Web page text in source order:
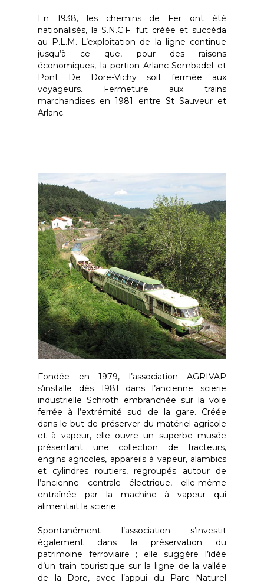
En 1938, les chemins de Fer ont été
nationalisés, la S.N.C.F. fut créée et succéda
au P.L.M. L’exploitation de la ligne continue
jusqu’à ce que, pour des raisons
économiques, la portion Arlanc-Sembadel et
Pont De Dore-Vichy soit fermée aux
voyageurs. Fermeture aux trains
marchandises en 1981 entre St Sauveur et
Arlanc.
Fondée en 1979, l’association AGRIVAP
s’installe dès 1981 dans l’ancienne scierie
industrielle Schroth embranchée sur la voie
ferrée à l’extrémité sud de la gare. Créée
dans le but de préserver du matériel agricole
et à vapeur, elle ouvre un superbe musée
présentant une collection de tracteurs,
engins agricoles, appareils à vapeur, alambics
et cylindres routiers, regroupés autour de
l’ancienne centrale électrique, elle-même
entraînée par la machine à vapeur qui
alimentait la scierie.
Spontanément l’association s’investit
également dans la préservation du
patrimoine ferroviaire ; elle suggère l’idée
d’un train touristique sur la ligne de la vallée
de la Dore, avec l’appui du Parc Naturel